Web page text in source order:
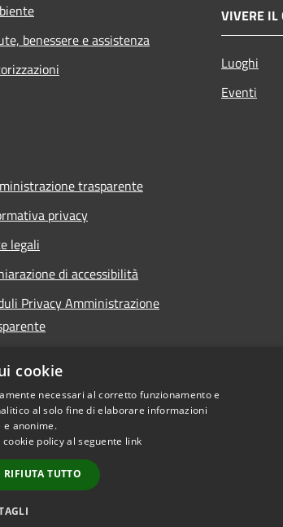
benessere e assistenza
VIVERE IL
Luoghi
Eventi
trasparente
privacy
legali
di accessibilità
Privacy Amministrazione
Copyright © 2026 • Comune di Limana • Powered by
cookie
necessari al corretto funzionamento e
al solo fine di elaborare informazioni
e anonime.
policy al seguente link
RIFIUTA TUTTO